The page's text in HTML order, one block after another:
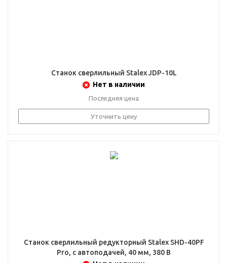
Станок сверлильный Stalex JDP-10L
Нет в наличии
Последняя цена
Уточнить цену
Станок сверлильный редукторный Stalex SHD-40PF
Pro, с автоподачей, 40 мм, 380 В